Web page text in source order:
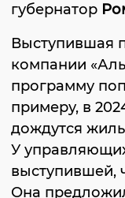
губернатор
Выступившая
компании
программу
примеру, в
дождутся
У
выступившей,
Она